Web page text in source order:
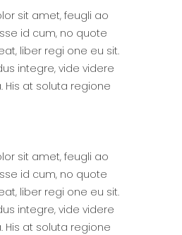
sit amet, feugli ao
id cum, no quote
liber regi one eu sit.
integre, vide videre
His at soluta regione
sit amet, feugli ao
id cum, no quote
liber regi one eu sit.
integre, vide videre
His at soluta regione